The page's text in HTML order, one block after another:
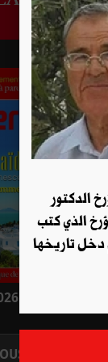
: EN KIOSQUE
الدكتور
الذي كتب
دخل تاريخها